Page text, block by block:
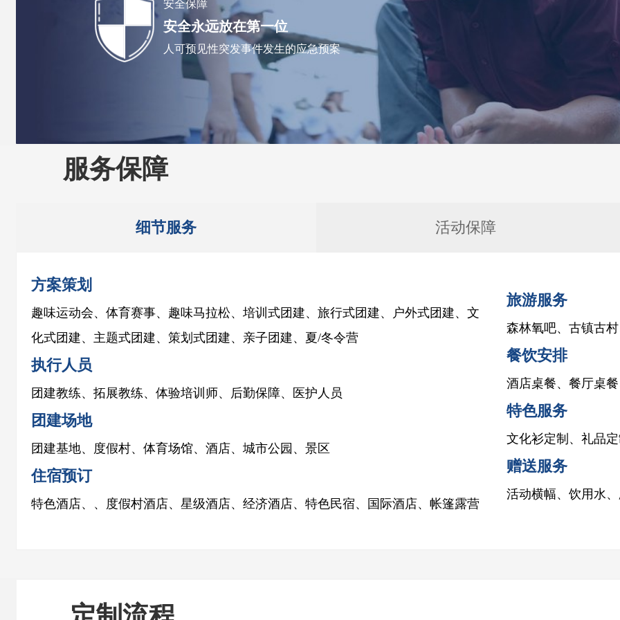
细节服务 活动保障
方案策划
趣味运动会、体育赛事、趣味马拉松、培训式团建、旅行式团建、户外式团建、文
化式团建、主题式团建、策划式团建、亲子团建、夏/冬令营
执行人员
团建教练、拓展教练、体验培训师、后勤保障、医护人员
团建场地
团建基地、度假村、体育场馆、酒店、城市公园、景区
住宿预订
特色酒店、、度假村酒店、星级酒店、经济酒店、特色民宿、国际酒店、帐篷露营
旅游服务
森林氧吧、古镇古
餐饮安排
酒店桌餐、餐厅桌
特色服务
文化衫定制、礼品
赠送服务
活动横幅、饮用水
服务保障
安全保障
安全永远放在第一位
人可预见性突发事件发生的应急预案